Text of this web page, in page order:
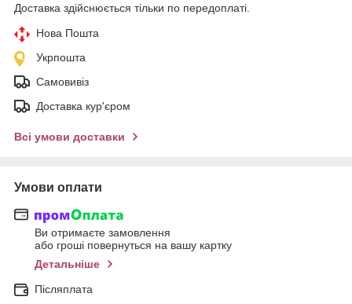
Доставка здійснюється тільки по передоплаті.
Нова Пошта
Укрпошта
Самовивіз
Доставка кур'єром
Всі умови доставки
Умови оплати
Ви отримаєте замовлення
або гроші повернуться на вашу картку
Детальніше
Післяплата